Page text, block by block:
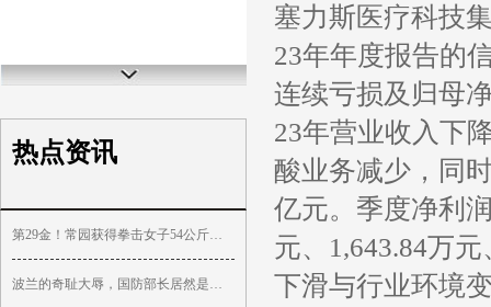
热点资讯
第29金！常园获得拳击女子54公斤级金牌
波兰的奇耻大辱，国防部长居然是苏联人
塞力斯医疗科技
23年年度报告的
连续亏损及归母
23年营业收入下
酸业务减少，同
亿元。季度净利
元、1,643.84万
下滑与行业环境